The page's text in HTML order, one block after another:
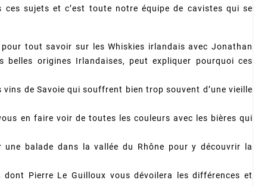
sujets et c’est toute notre équipe de cavistes qui se
tout savoir sur les Whiskies irlandais avec Jonathan
belles origines Irlandaises, peut expliquer pourquoi ces
de Savoie qui souffrent bien trop souvent d’une vieille
en faire voir de toutes les couleurs avec les bières qui
balade dans la vallée du Rhône pour y découvrir la
Pierre Le Guilloux vous dévoilera les différences et